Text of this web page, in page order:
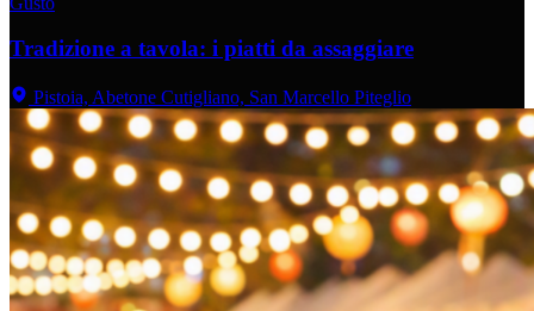
Tradizione a tavola: i piatti da assaggiare
Pistoia, Abetone Cutigliano, San Marcello Piteglio